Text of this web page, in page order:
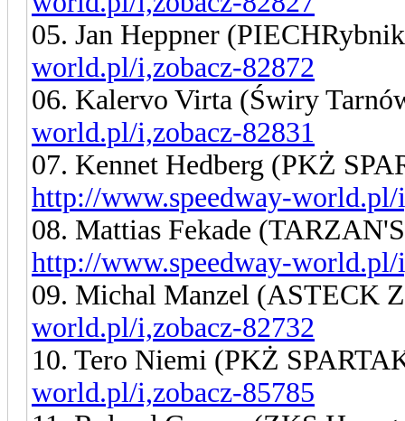
05. Jan Heppner
world.pl/i,zobacz-82872
06. Kalervo Virta (Świry
world.pl/i,zobacz-82831
07. Kennet Hedberg (PKŻ
http://www.speedway-world.pl/
08. Mattias Fekade
http://www.speedway-world.pl/
09. Michal Manzel (ASTECK
world.pl/i,zobacz-82732
10. Tero Niemi (PKŻ
world.pl/i,zobacz-85785